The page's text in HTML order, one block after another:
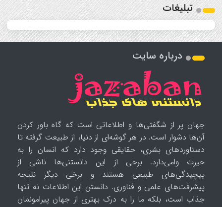
تبلیغات
درباره سایت
جهان پر از شگفتی‌ها و اطلاعاتی است که گاه باور کردن
آن‌ها دشوار است. در هر گوشه‌ای از دنیا، از طبیعت گرفته تا
دستاوردهای بشری، حقایقی وجود دارد که انسان را به
حیرت وامی‌دارد. برخی از این دانستنی‌ها ناشی از
پیچیدگی‌های طبیعی هستند و برخی دیگر نتیجه
پیشرفت‌های علمی و فناوری. دانستن این اطلاعات نه تنها
جذاب است، بلکه ما را به درک بهتری از جهان پیرامونمان